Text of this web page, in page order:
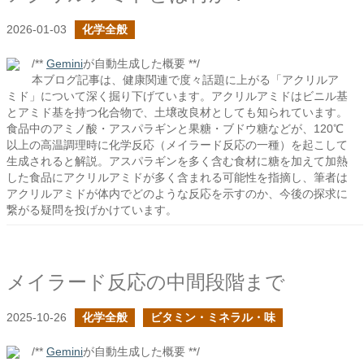
2026-01-03 化学全般
/** Geminiが自動生成した概要 **/
本ブログ記事は、健康関連で度々話題に上がる「アクリルア
ミド」について深く掘り下げています。アクリルアミドはビニル基
とアミド基を持つ化合物で、土壌改良材としても知られています。
食品中のアミノ酸・アスパラギンと果糖・ブドウ糖などが、120℃
以上の高温調理時に化学反応（メイラード反応の一種）を起こして
生成されると解説。アスパラギンを多く含む食材に糖を加えて加熱
した食品にアクリルアミドが多く含まれる可能性を指摘し、筆者は
アクリルアミドが体内でどのような反応を示すのか、今後の探求に
繋がる疑問を投げかけています。
メイラード反応の中間段階まで
2025-10-26 化学全般 ビタミン・ミネラル・味
/** Geminiが自動生成した概要 **/